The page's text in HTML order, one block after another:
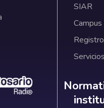
SIAR